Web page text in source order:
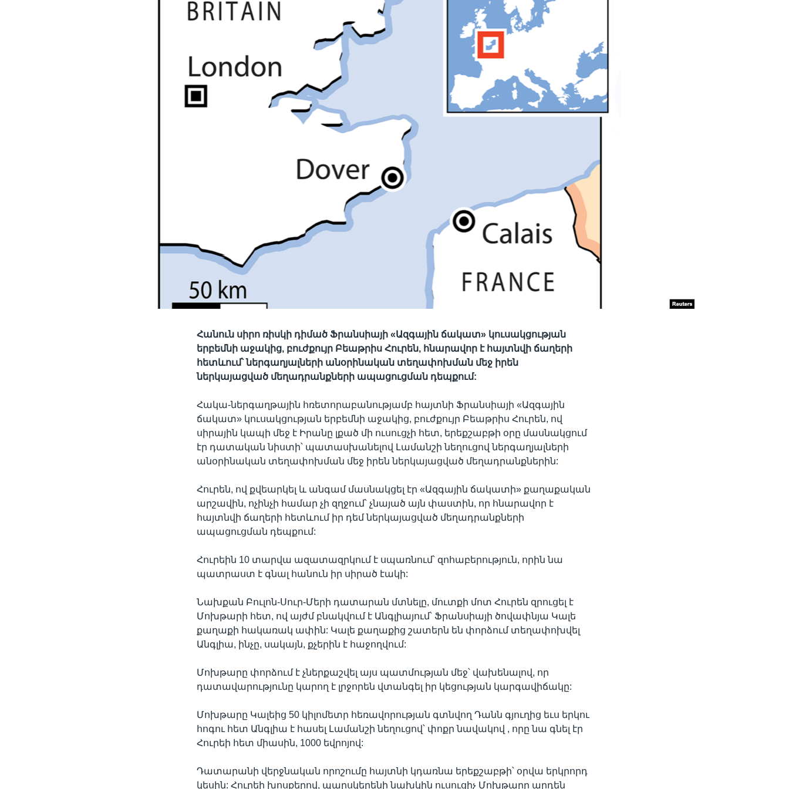
Հանուն սիրո ռիսկի դիմած Ֆրանսիայի «Ազգային ճակատ» կուսակցության
երբեմնի աջակից, բուժքույր Բեաթրիս Հուրեն, հնարավոր է հայտնվի ճաղերի
հետևում՝ ներգաղյալների անօրինական տեղափոխման մեջ իրեն
ներկայացված մեղադրանքների ապացուցման դեպքում:
Հակա-ներգաղթային հռետորաբանությամբ հայտնի Ֆրանսիայի «Ազգային
ճակատ» կուսակցության երբեմնի աջակից, բուժքույր Բեաթրիս Հուրեն, ով
սիրային կապի մեջ է Իրանը լքած մի ուսուցչի հետ, երեքշաբթի օրը մասնակցում
էր դատական նիստի՝ պատասխանելով Լամանշի նեղուցով ներգաղյալների
անօրինական տեղափոխման մեջ իրեն ներկայացված մեղադրանքներին:
Հուրեն, ով քվեարկել և անգամ մասնակցել էր «Ազգային ճակատի» քաղաքական
արշավին, ոչինչի համար չի զղջում՝ չնայած այն փաստին, որ հնարավոր է
հայտնվի ճաղերի հետևում իր դեմ ներկայացված մեղադրանքների
ապացուցման դեպքում:
Հուրեին 10 տարվա ազատազրկում է սպառնում՝ զոհաբերություն, որին նա
պատրաստ է գնալ հանուն իր սիրած էակի:
Նախքան Բուլոն-Սուր-Մերի դատարան մտնելը, մուտքի մոտ Հուրեն զրուցել է
Մոխթարի հետ, ով այժմ բնակվում է Անգլիայում՝ Ֆրանսիայի ծովափնյա Կալե
քաղաքի հակառակ ափին: Կալե քաղաքից շատերն են փորձում տեղափոխվել
Անգլիա, ինչը, սակայն, քչերին է հաջողվում:
Մոխթարը փորձում է չներքաշվել այս պատմության մեջ՝ վախենալով, որ
դատավարությունը կարող է լրջորեն վտանգել իր կեցության կարգավիճակը:
Մոխթարը Կալեից 50 կիլոմետր հեռավորության գտնվող Դանն գյուղից եւս երկու
հոգու հետ Անգլիա է հասել Լամանշի նեղուցով՝ փոքր նավակով , որը նա գնել էր
Հուրեի հետ միասին, 1000 եվրոյով:
Դատարանի վերջնական որոշումը հայտնի կդառնա երեքշաբթի՝ օրվա երկրորդ
կեսին: Հուրեի խոսքերով, պարսկերենի նախկին ուսուցիչ Մոխթարը արդեն